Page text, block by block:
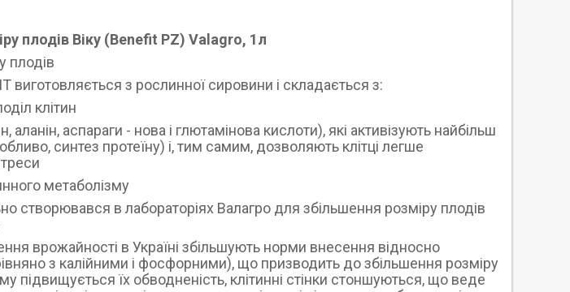
плодів Віку (Benefit PZ) Valagro, 1л
плодів
виготовляється з рослинної сировини і складається з:
клітин
аланін, аспараги - нова і глютамінова кислоти), які активізують найбільш
синтез протеїну) і, тим самим, дозволяють клітці легше
метаболізму
створювався в лабораторіях Валагро для збільшення розміру плодів
врожайності в Україні збільшують норми внесення відносно
з калійними і фосфорними), що призводить до збільшення розміру
підвищується їх обводненість, клітинні стінки стоншуються, що веде